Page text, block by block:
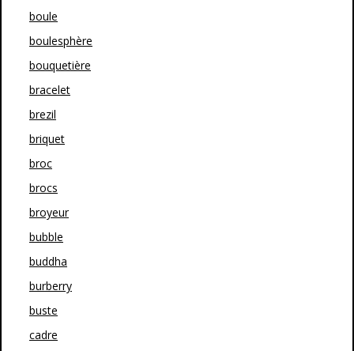
boule
boulesphère
bouquetière
bracelet
brezil
briquet
broc
brocs
broyeur
bubble
buddha
burberry
buste
cadre